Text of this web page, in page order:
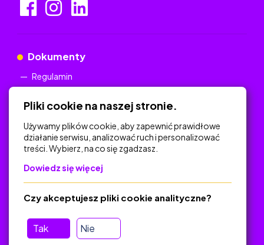
Dokumenty
Regulamin
Na skróty
Polityka Prywatności
Regulamin
O platformie
Baza materiałów dydaktycznych
Jak zostać autorem
Pliki cookie na naszej stronie.
Używamy plików cookie, aby zapewnić prawidłowe
działanie serwisu, analizować ruch i personalizować
treści. Wybierz, na co się zgadzasz.
Dowiedz się więcej
Tak Nie
Czy akceptujesz pliki cookie analityczne?